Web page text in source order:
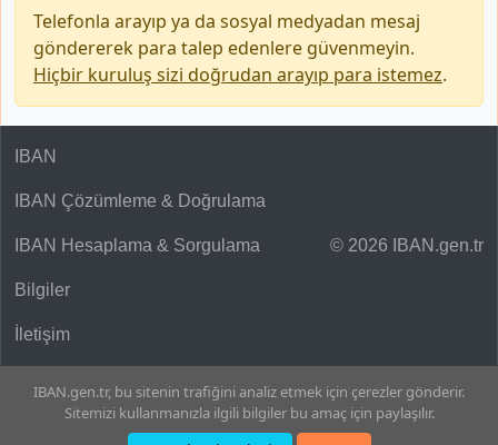
Telefonla arayıp ya da sosyal medyadan mesaj
göndererek para talep edenlere güvenmeyin.
Hiçbir kuruluş sizi doğrudan arayıp para istemez.
© 2026 IBAN.gen.tr
IBAN
IBAN Çözümleme & Doğrulama
IBAN Hesaplama & Sorgulama
Bilgiler
İletişim
IBAN.gen.tr, bu sitenin trafiğini analiz etmek için çerezler gönderir.
Sitemizi kullanmanızla ilgili bilgiler bu amaç için paylaşılır.